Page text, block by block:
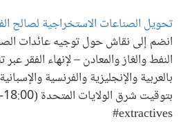
تحويل الصناعات الاستخراجية لصالح
انضم إلى نقاش حول توجيه عائدات
النفط والغاز والمعادن – لإنهاء الفقر
extractives#